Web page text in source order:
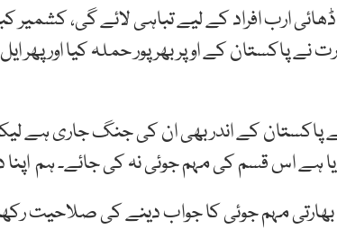
ارب افراد کے لیے تباہی لائے گی، کشمیر
نے پاکستان کے اوپر بھرپور حملہ کیا اور
پاکستان کے اندر بھی ان کی جنگ جاری ہے
ہے اس قسم کی مہم جوئی نہ کی جائے۔ ہم اپنا
بھارتی مہم جوئی کا جواب دینے کی صلاحیت